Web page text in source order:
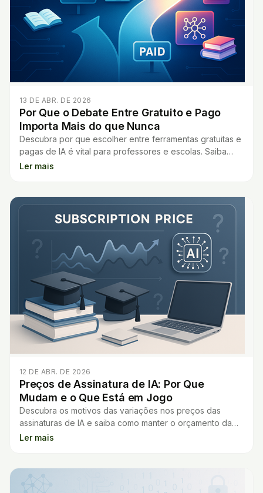
13 DE ABR. DE 2026
Por Que o Debate Entre Gratuito e Pago
Importa Mais do que Nunca
Descubra por que escolher entre ferramentas gratuitas e
pagas de IA é vital para professores e escolas. Saiba
como decidir o que realmente vale a pena.
Ler mais
12 DE ABR. DE 2026
Preços de Assinatura de IA: Por Que
Mudam e o Que Está em Jogo
Descubra os motivos das variações nos preços das
assinaturas de IA e saiba como manter o orçamento da
sua escola sob controle diante dessas mudanças.
Ler mais